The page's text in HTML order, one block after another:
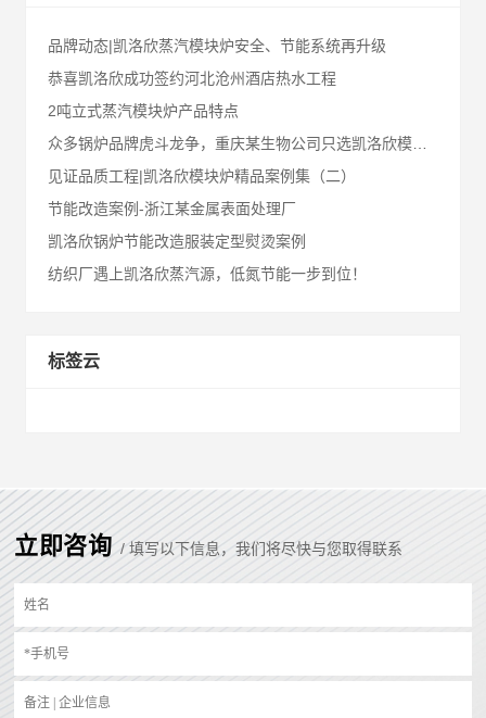
品牌动态|凯洛欣蒸汽模块炉安全、节能系统再升级
恭喜凯洛欣成功签约河北沧州酒店热水工程
2吨立式蒸汽模块炉产品特点
众多锅炉品牌虎斗龙争，重庆某生物公司只选凯洛欣模块炉！
见证品质工程|凯洛欣模块炉精品案例集（二）
节能改造案例-浙江某金属表面处理厂
凯洛欣锅炉节能改造服装定型熨烫案例
纺织厂遇上凯洛欣蒸汽源，低氮节能一步到位！
标签云
立即咨询 / 填写以下信息，我们将尽快与您取得联系